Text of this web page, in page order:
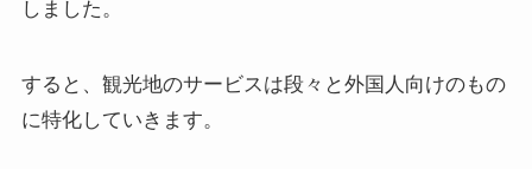
しました。
すると、観光地のサービスは段々と外国人向けのもの
に特化していきます。